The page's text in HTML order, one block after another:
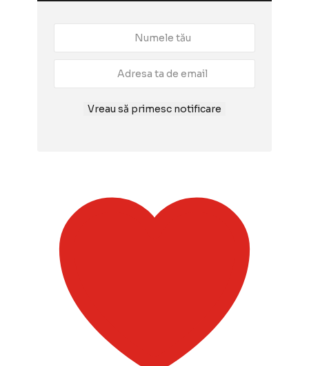
Vreau să primesc notificare